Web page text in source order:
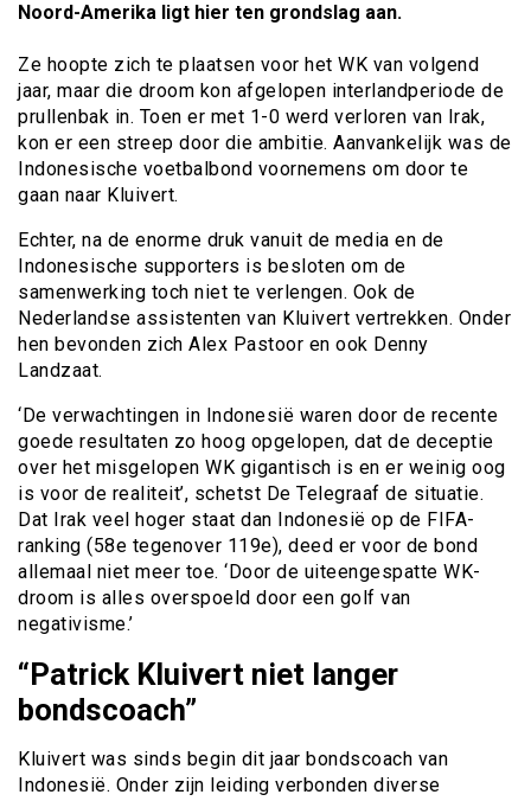
Noord-Amerika ligt hier ten grondslag aan.
Ze hoopte zich te plaatsen voor het WK van volgend
jaar, maar die droom kon afgelopen interlandperiode de
prullenbak in. Toen er met 1-0 werd verloren van Irak,
kon er een streep door die ambitie. Aanvankelijk was de
Indonesische voetbalbond voornemens om door te
gaan naar Kluivert.
Echter, na de enorme druk vanuit de media en de
Indonesische supporters is besloten om de
samenwerking toch niet te verlengen. Ook de
Nederlandse assistenten van Kluivert vertrekken. Onder
hen bevonden zich Alex Pastoor en ook Denny
Landzaat.
‘De verwachtingen in Indonesië waren door de recente
goede resultaten zo hoog opgelopen, dat de deceptie
over het misgelopen WK gigantisch is en er weinig oog
is voor de realiteit’, schetst De Telegraaf de situatie.
Dat Irak veel hoger staat dan Indonesië op de FIFA-
ranking (58e tegenover 119e), deed er voor de bond
allemaal niet meer toe. ‘Door de uiteengespatte WK-
droom is alles overspoeld door een golf van
negativisme.’
“Patrick Kluivert niet langer
bondscoach”
Kluivert was sinds begin dit jaar bondscoach van
Indonesië. Onder zijn leiding verbonden diverse